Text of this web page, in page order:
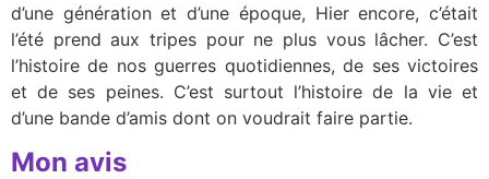
d’une génération et d’une époque, Hier encore, c’était
l’été prend aux tripes pour ne plus vous lâcher. C’est
l’histoire de nos guerres quotidiennes, de ses victoires
et de ses peines. C’est surtout l’histoire de la vie et
d’une bande d’amis dont on voudrait faire partie.
Mon avis